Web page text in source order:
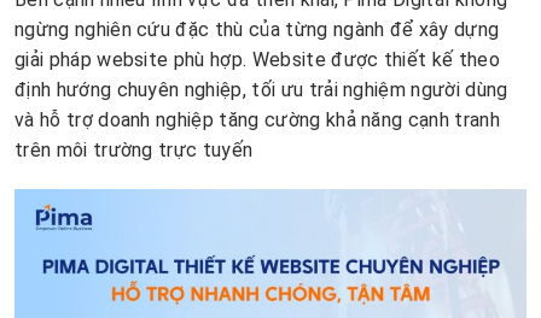
ngừng nghiên cứu đặc thù của từng ngành để xây dựng
giải pháp website phù hợp. Website được thiết kế theo
định hướng chuyên nghiệp, tối ưu trải nghiệm người dùng
và hỗ trợ doanh nghiệp tăng cường khả năng cạnh tranh
trên môi trường trực tuyến